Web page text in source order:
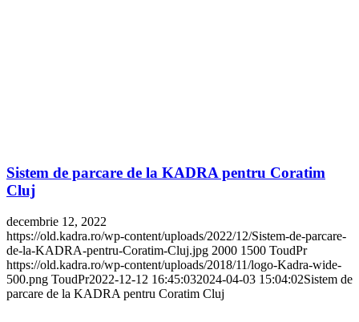
Sistem de parcare de la KADRA pentru Coratim
Cluj
decembrie 12, 2022
https://old.kadra.ro/wp-content/uploads/2022/12/Sistem-de-parcare-
de-la-KADRA-pentru-Coratim-Cluj.jpg 2000 1500 ToudPr
https://old.kadra.ro/wp-content/uploads/2018/11/logo-Kadra-wide-
500.png ToudPr2022-12-12 16:45:032024-04-03 15:04:02Sistem de
parcare de la KADRA pentru Coratim Cluj